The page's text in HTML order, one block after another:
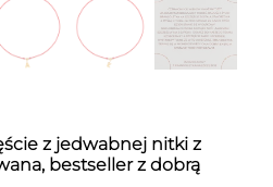
z jedwabnej nitki z
bestseller z dobrą